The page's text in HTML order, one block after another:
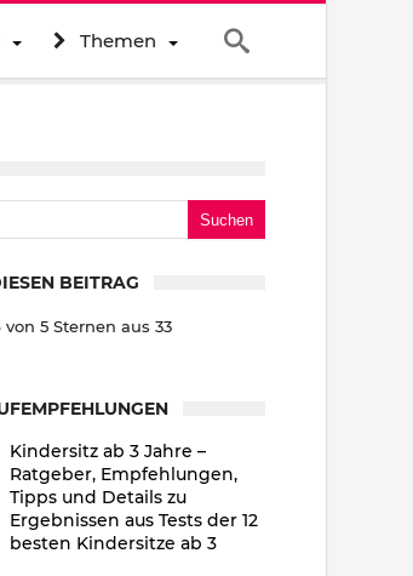
Themen
BEITRAG
von 5 Sternen aus 33
Kindersitz ab 3 Jahre –
Ratgeber, Empfehlungen,
Tipps und Details zu
Ergebnissen aus Tests der 12
besten Kindersitze ab 3